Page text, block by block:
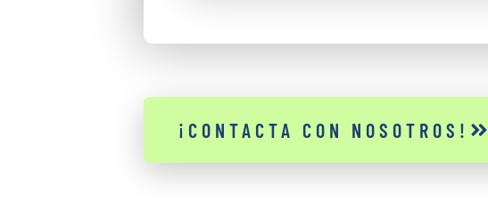
¡CONTACTA CON NOSOTROS!